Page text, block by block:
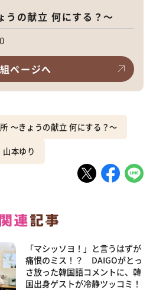
うの献立 何にする？～
ページへ
～きょうの献立 何にする？～
山本ゆり
「マシッソヨ！」と言うはずが
痛恨のミス！？ DAIGOがとっ
さ放った韓国語コメントに、韓
国出身ゲストが冷静ツッコミ！